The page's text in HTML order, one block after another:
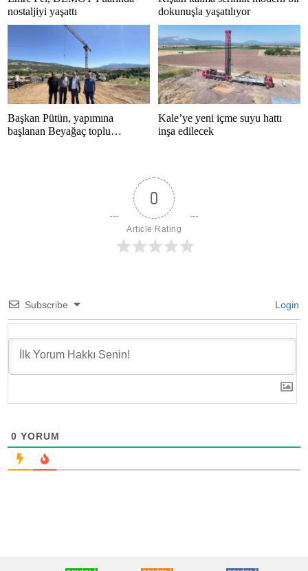
nostaljiyi yaşattı
dokunuşla yaşatılıyor
Başkan Pütün, yapımına
başlanan Beyağaç toplu
Kale’ye yeni içme suyu hattı
inşa edilecek
0
Article Rating
Subscribe Login
0 YORUM